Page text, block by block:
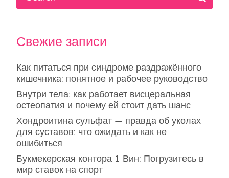
Свежие записи
Как питаться при синдроме раздражённого
кишечника: понятное и рабочее руководство
Внутри тела: как работает висцеральная
остеопатия и почему ей стоит дать шанс
Хондроитина сульфат — правда об уколах
для суставов: что ожидать и как не
ошибиться
Букмекерская контора 1 Вин: Погрузитесь в
мир ставок на спорт